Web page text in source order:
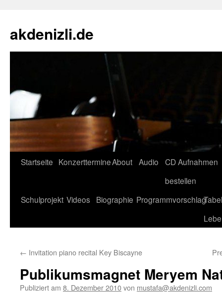
akdenizli.de
Zum
springen
Startseite KonzerttermineAbout Audio
CD Aufnahmen
bestellen
Schulprojekt Videos Biographie Programmvorschlag
← Invitation piano recital Key Biscayne
Publikumsmagnet Meryem
Publiziert am 8. Dezember 2010von mustafa@akdenizli.com